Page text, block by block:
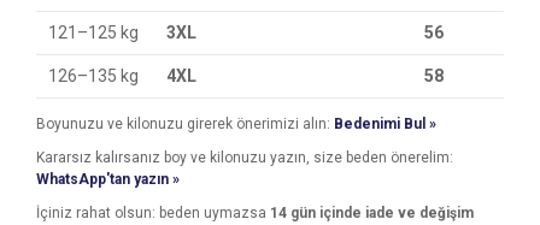
121–125 kg 3XL 56
126–135 kg 4XL 58
Boyunuzu ve kilonuzu girerek önerimizi alın: Bedenimi Bul »
Kararsız kalırsanız boy ve kilonuzu yazın, size beden önerelim:
WhatsApp'tan yazın »
İçiniz rahat olsun: beden uymazsa 14 gün içinde iade ve değişim